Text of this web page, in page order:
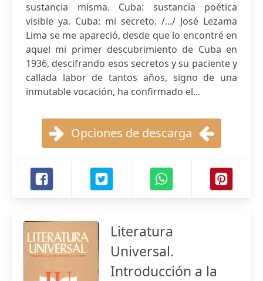
sustancia misma. Cuba: sustancia poética
visible ya. Cuba: mi secreto. /.../ José Lezama
Lima se me apareció, desde que lo encontré en
aquel mi primer descubrimiento de Cuba en
1936, descifrando esos secretos y su paciente y
callada labor de tantos años, signo de una
inmutable vocación, ha confirmado el...
Opciones de descarga
Literatura
Universal.
Introducción a la